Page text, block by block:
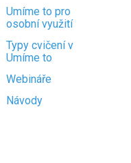
Umíme to pro
osobní využití
Typy cvičení v
Umíme to
Webináře
Návody